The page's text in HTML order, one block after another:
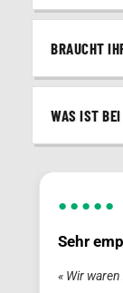
BRAUCHT
WAS IST BEI
●●●●●
Sehr
« Wir